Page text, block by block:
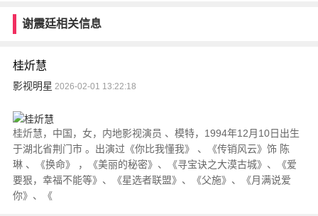
谢震廷相关信息
桂炘慧
影视明星 2026-02-01 13:22:18
桂炘慧，中国，女，内地影视演员 、模特，1994年12月10日出生
于湖北省荆门市 。出演过《你比我懂我》 、《传销风云》饰 陈
琳 、《换命》 ，《美丽的秘密》、《寻宝诀之大漠古城》、《爱
要狠，幸福不能等》、《星选者联盟》、《父施》、《月满说爱
你》、《